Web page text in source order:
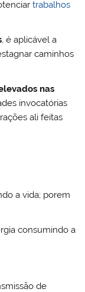
trabalhos
, é aplicável a
caminhos
nas
invocatórias
ali feitas
a vida; porem
consumindo a
de